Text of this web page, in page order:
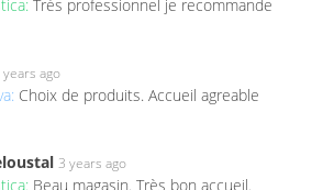
Très professionnel je recommande
years ago
Choix de produits. Accueil agreable
3 years ago
Beau magasin. Très bon accueil.